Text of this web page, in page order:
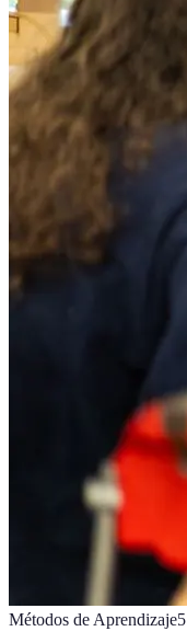
Métodos de Aprendizaje5